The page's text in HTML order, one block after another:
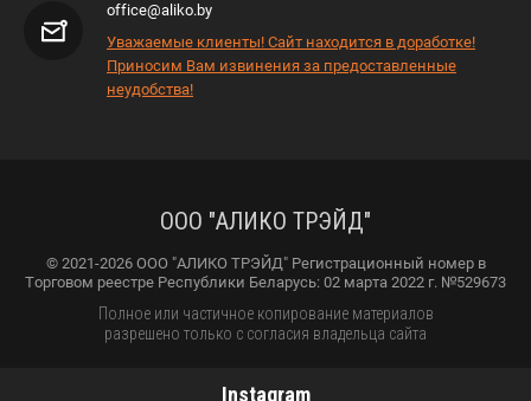
office@aliko.by
Уважаемые клиенты! Сайт находится в доработке!
Приносим Вам извинения за предоставленные
неудобства!
ООО "АЛИКО ТРЭЙД"
© 2021-2026 ООО "АЛИКО ТРЭЙД" Регистрационный номер в
Торговом реестре Республики Беларусь: 02 марта 2022 г. №529673
Полное или частичное копирование материалов
разрешено только с согласия владельца сайта
Instagram